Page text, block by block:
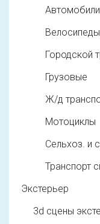
Автомобили
Велосипеды
Городской
Грузовые
Ж/д
Мотоциклы
Сельхоз. и
Транспорт
Экстерьер
3d cцены